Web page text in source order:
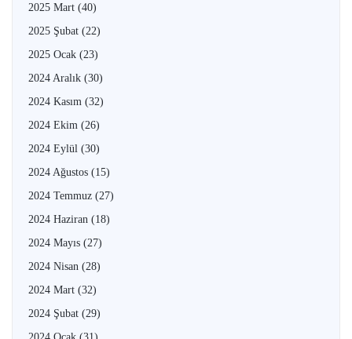
2025 Mart (40)
2025 Şubat (22)
2025 Ocak (23)
2024 Aralık (30)
2024 Kasım (32)
2024 Ekim (26)
2024 Eylül (30)
2024 Ağustos (15)
2024 Temmuz (27)
2024 Haziran (18)
2024 Mayıs (27)
2024 Nisan (28)
2024 Mart (32)
2024 Şubat (29)